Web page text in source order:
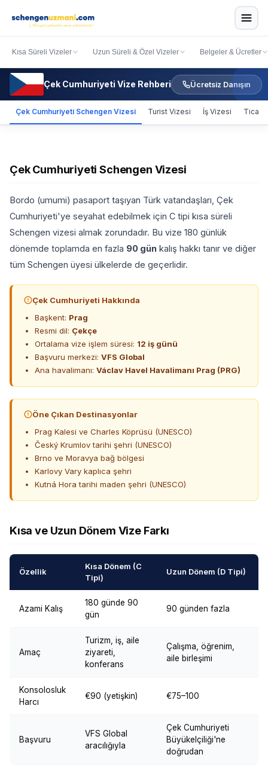
Kısa Süreli Vizeler Uzun Süreli & Özel Vizeler Belgeler & Ücretler
Çek Cumhuriyeti Vize Rehberi Ücretsiz Danışın
Çek Cumhuriyeti Schengen Vizesi Turist Vizesi İş Vizesi Ticari
Çek Cumhuriyeti Schengen Vizesi
Bordo (umumi) pasaport taşıyan Türk vatandaşları, Çek
Cumhuriyeti'ye seyahat edebilmek için C tipi kısa süreli
Schengen vizesi almak zorundadır. Bu vize 180 günlük
dönemde toplamda en fazla 90 gün kalış hakkı tanır ve diğer
tüm Schengen üyesi ülkelerde de geçerlidir.
Çek Cumhuriyeti Hakkında
Başkent: Prag
Resmi dil: Çekçe
Ortalama vize işlem süresi: 12 iş günü
Başvuru merkezi: VFS Global
Ana havalimanı: Václav Havel Havalimanı Prag (PRG)
Öne Çıkan Destinasyonlar
Prag Kalesi ve Charles Köprüsü (UNESCO)
Český Krumlov tarihi şehri (UNESCO)
Brno ve Moravya bağ bölgesi
Karlovy Vary kaplıca şehri
Kutná Hora tarihi maden şehri (UNESCO)
Kısa ve Uzun Dönem Vize Farkı
Özellik
Kısa Dönem (C
Tipi)
Uzun Dönem (D Tipi)
Azami Kalış
180 günde 90
gün
90 günden fazla
Amaç
Turizm, iş, aile
ziyareti,
konferans
Çalışma, öğrenim,
aile birleşimi
Konsolosluk
Harcı
€90 (yetişkin) €75–100
Başvuru
VFS Global
aracılığıyla
Çek Cumhuriyeti
Büyükelçiliği'ne
doğrudan